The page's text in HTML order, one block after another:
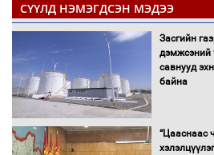
СҮҮЛД НЭМЭГДСЭН МЭДЭЭ
Засгийн
дэмжсэний
савнууд
байна
“Цааснаас